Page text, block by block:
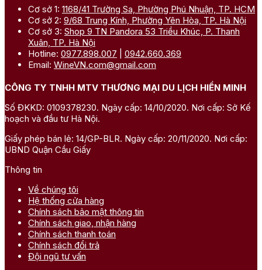
Hạt dinh dưỡng gửi
Trà thảo mộc
Những loại trà như trà hoa cúc, trà gừng hay trà ô long cao cấp
tăng cường sức khỏe trong những ngày lễ Tết, đặc biệt phù
và giá trị sức khỏe cao, đồng thời mang vẻ ngoài thanh lịch,
gắn liền với văn hóa thưởng trà tao nhã.
Cơ sở 1: 1168/41 Trường Sa, Phường Phú Nhuận, TP. HCM
Cơ sở 2: 9/68 Trung Kính, Phường Yên Hòa, TP. Hà Nội
Cơ sở 3: Shop 9 TN Pandora 53 Triều Khúc, P. Thanh
Xuân, TP. Hà Nội
Hotline: 0977.898.007
0942.660.369
Email: WineVN.com@gmail.com
CÔNG TY TNHH MTV THƯƠNG MẠI DU LỊCH HIỀN MINH
Số ĐKKD: 0109378230. Ngày cấp: 14/10/2020. Nơi cấp: Sở Kế
hoạch và đầu tư Hà Nội.
Giấy phép bán lẻ: 14/GP-BLR. Ngày cấp: 20/11/2020. Nơi cấp:
UBND Quận Cầu Giấy
Thông tin
Về chúng tôi
Hệ thống cửa hàng
Chính sách bảo mật thông tin
Chính sách giao, nhận hàng
Chính sách thanh toán
Chính sách đổi trả
Đội ngũ tư vấn